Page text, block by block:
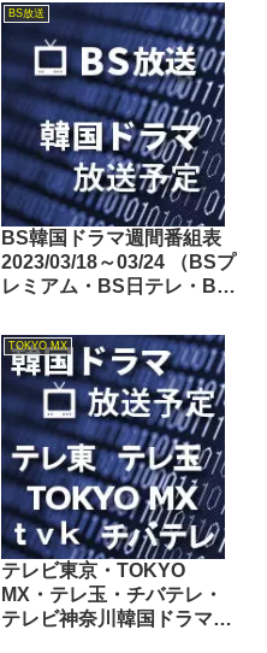
BS放送
BS韓国ドラマ週間番組表
2023/03/18～03/24 （BSプ
レミアム・BS日テレ・BS
東・BSフジ）
TOKYO MX
テレビ東京・TOKYO
MX・テレ玉・チバテレ・
テレビ神奈川韓国ドラマ週